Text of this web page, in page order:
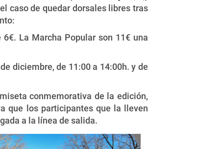
caso de quedar dorsales libres tras
La Marcha Popular son 11€ una
diciembre, de 11:00 a 14:00h. y de
conmemorativa de la edición,
que los participantes que la lleven
a la línea de salida.